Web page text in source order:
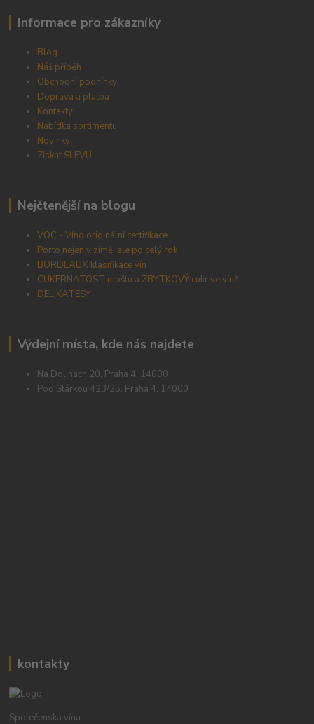
Informace pro zákazníky
Blog
Náš příběh
Obchodní podnínky
Doprava a platba
Kontakty
Nabídka sortimentu
Novinky
Získat SLEVU
Nejčtenější na blogu
VOC - Víno originální certifikace
Porto nejen v zimě, ale po celý rok
BORDEAUX klasifikace vín
CUKERNATOST moštu a ZBYTKOVÝ cukr ve víně
DELIKATESY
Výdejní místa, kde nás najdete
Na Dolinách 20, Praha 4, 14000
Pod Stárkou 423/25, Praha 4, 14000
kontakty
Společenská vína